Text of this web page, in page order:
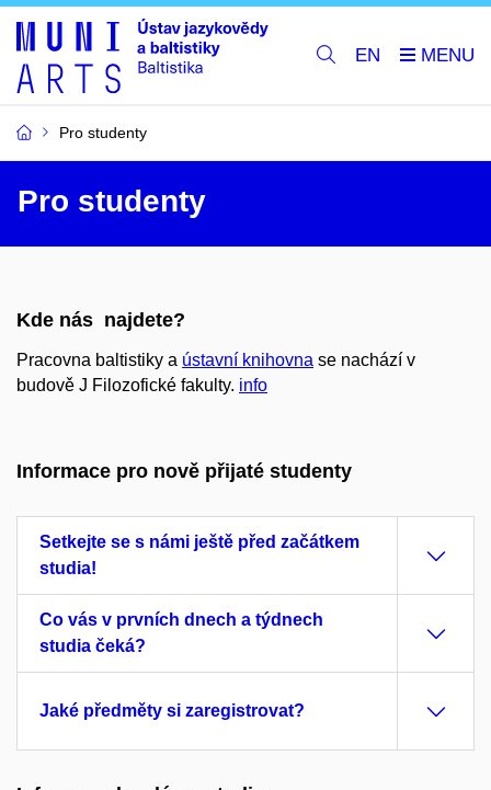
EN
Pro studenty
Pro studenty
Kde nás najdete?
Pracovna baltistiky a ústavní knihovna se nachází v
budově J Filozofické fakulty. info
Informace pro nově přijaté studenty
Setkejte se s námi ještě před začátkem
studia!
Co vás v prvních dnech a týdnech
studia čeká?
Jaké předměty si zaregistrovat?